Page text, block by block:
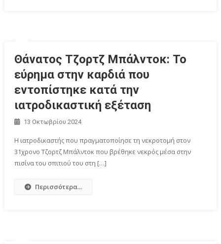
Θάνατος Τζορτζ Μπάλντοκ: Το
εύρημα στην καρδιά που
εντοπίστηκε κατά την
ιατροδικαστική εξέταση
13 Οκτωβρίου 2024
Η ιατροδικαστής που πραγματοποίησε τη νεκροτομή στον
31χρονο Τζορτζ Μπάλντοκ που βρέθηκε νεκρός μέσα στην
πισίνα του σπιτιού του στη […]
Περισσότερα...